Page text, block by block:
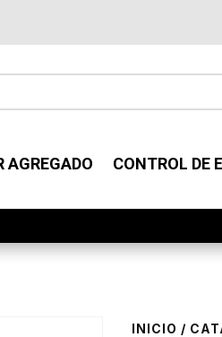
AGREGADO
CONTROL DE
INICIO /